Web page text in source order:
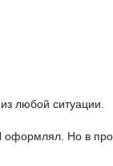
любой ситуации.
Но в